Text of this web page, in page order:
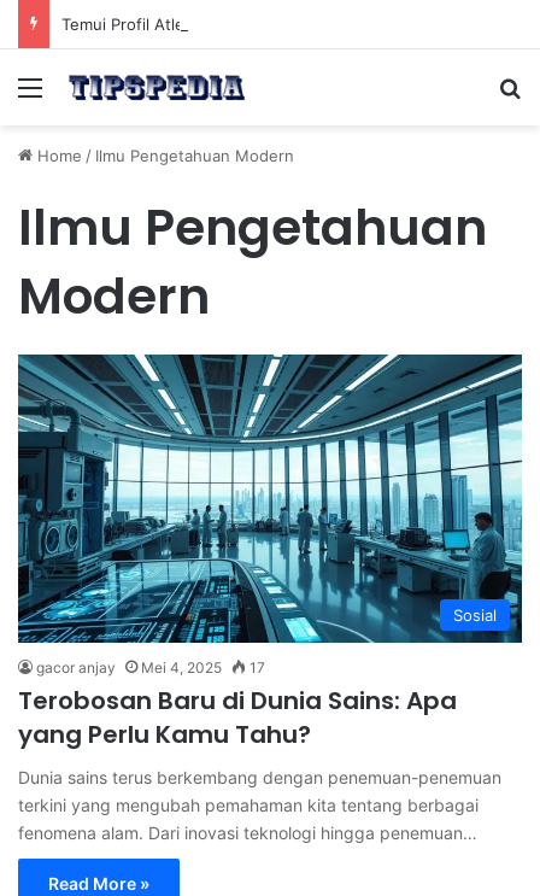
Menu
Home / Ilmu Pengetahuan Modern
Ilmu Pengetahuan
Modern
Sosial
gacor anjay Mei 4, 2025 17
Terobosan Baru di Dunia Sains: Apa
yang Perlu Kamu Tahu?
Dunia sains terus berkembang dengan penemuan-penemuan
terkini yang mengubah pemahaman kita tentang berbagai
fenomena alam. Dari inovasi teknologi hingga penemuan…
Read More »